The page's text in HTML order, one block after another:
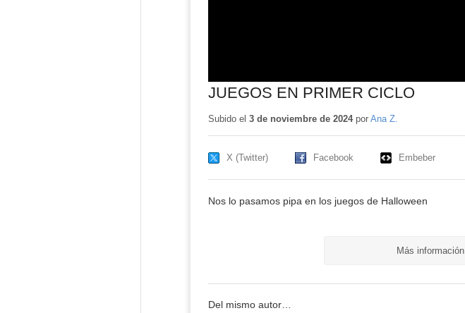
JUEGOS EN PRIMER CICLO
Subido el 3 de noviembre de 2024por Ana Z.
X (Twitter) Facebook Embeber
Nos lo pasamos pipa en los juegos de Halloween
Más información
Del mismo autor…